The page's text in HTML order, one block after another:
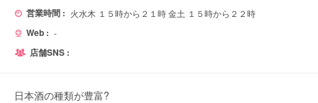
営業時間 : 火水木 １５時から２１時 金土 １５時から２２時
Web : -
店舗SNS :
日本酒の種類が豊富?